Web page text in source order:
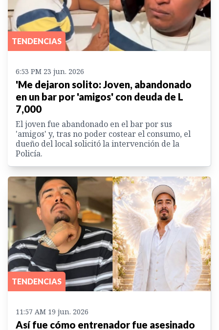
TENDENCIAS
6:53 PM 23 jun. 2026
'Me dejaron solito: Joven, abandonado
en un bar por 'amigos' con deuda de L
7,000
El joven fue abandonado en el bar por sus
'amigos' y, tras no poder costear el consumo, el
dueño del local solicitó la intervención de la
Policía.
TENDENCIAS
11:57 AM 19 jun. 2026
Así fue cómo entrenador fue asesinado